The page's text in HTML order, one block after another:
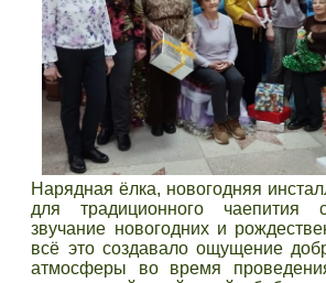
Нарядная ёлка, новогодняя
для традиционного
звучание новогодних и
всё это создавало ощущение
атмосферы во время